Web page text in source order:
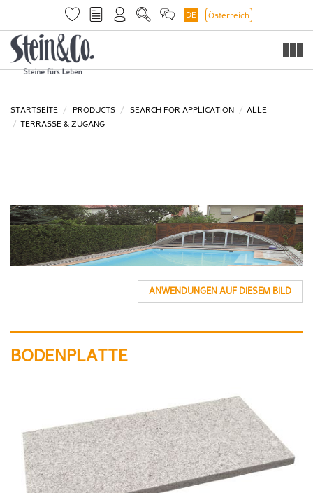
DE Österreich
STARTSEITE PRODUCTS SEARCH FOR APPLICATION
ALLE
TERRASSE & ZUGANG
ANWENDUNGEN AUF DIESEM BILD
BODENPLATTE